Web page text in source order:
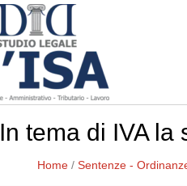
In tema di IVA la
Home / Sentenze -